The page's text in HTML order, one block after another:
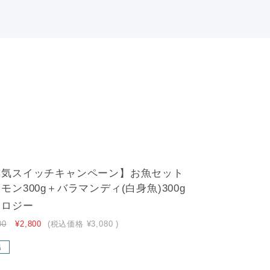
気スイッチキャンペーン】お魚セット
ン300g＋バラマンディ(白身魚)300g
ロジー
¥2,800 (税込価格 ¥3,080 )